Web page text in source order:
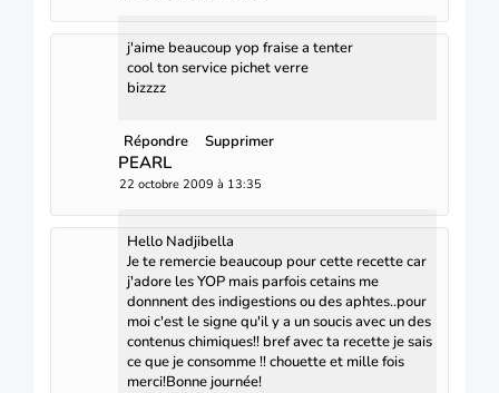
j'aime beaucoup yop fraise a tenter
cool ton service pichet verre
bizzzz
Répondre Supprimer
PEARL
22 octobre 2009 à 13:35
Hello Nadjibella
Je te remercie beaucoup pour cette recette car
j'adore les YOP mais parfois cetains me
donnnent des indigestions ou des aphtes..pour
moi c'est le signe qu'il y a un soucis avec un des
contenus chimiques!! bref avec ta recette je sais
ce que je consomme !! chouette et mille fois
merci!Bonne journée!